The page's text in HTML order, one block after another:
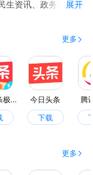
生资讯、政务服务的
新化县魅力。\"云上
平台、获取新化县信
建设成就的新窗口。
展开
更多
今日头条极速版 今日头条
下载
腾
更多